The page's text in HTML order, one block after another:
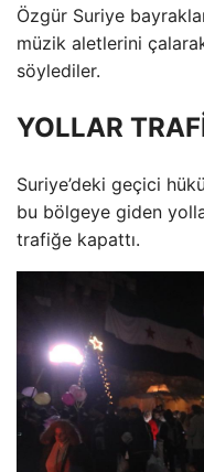
Özgür Suriye
müzik aletlerini
söylediler.
YOLLAR
Suriye’deki geçici
bu bölgeye giden
trafiğe kapattı.